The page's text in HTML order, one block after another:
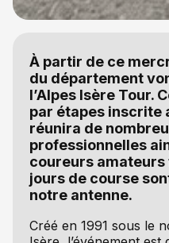
À partir de ce
du département
l’Alpes Isère Tour.
par étapes inscrite
réunira de
professionnelles
coureurs amateurs
jours de course
notre antenne.
Créé en 1991 sous le